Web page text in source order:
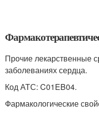
Прочие лекарственные
заболеваниях сердца.
Код АТС: C01EB04.
Фармакологические